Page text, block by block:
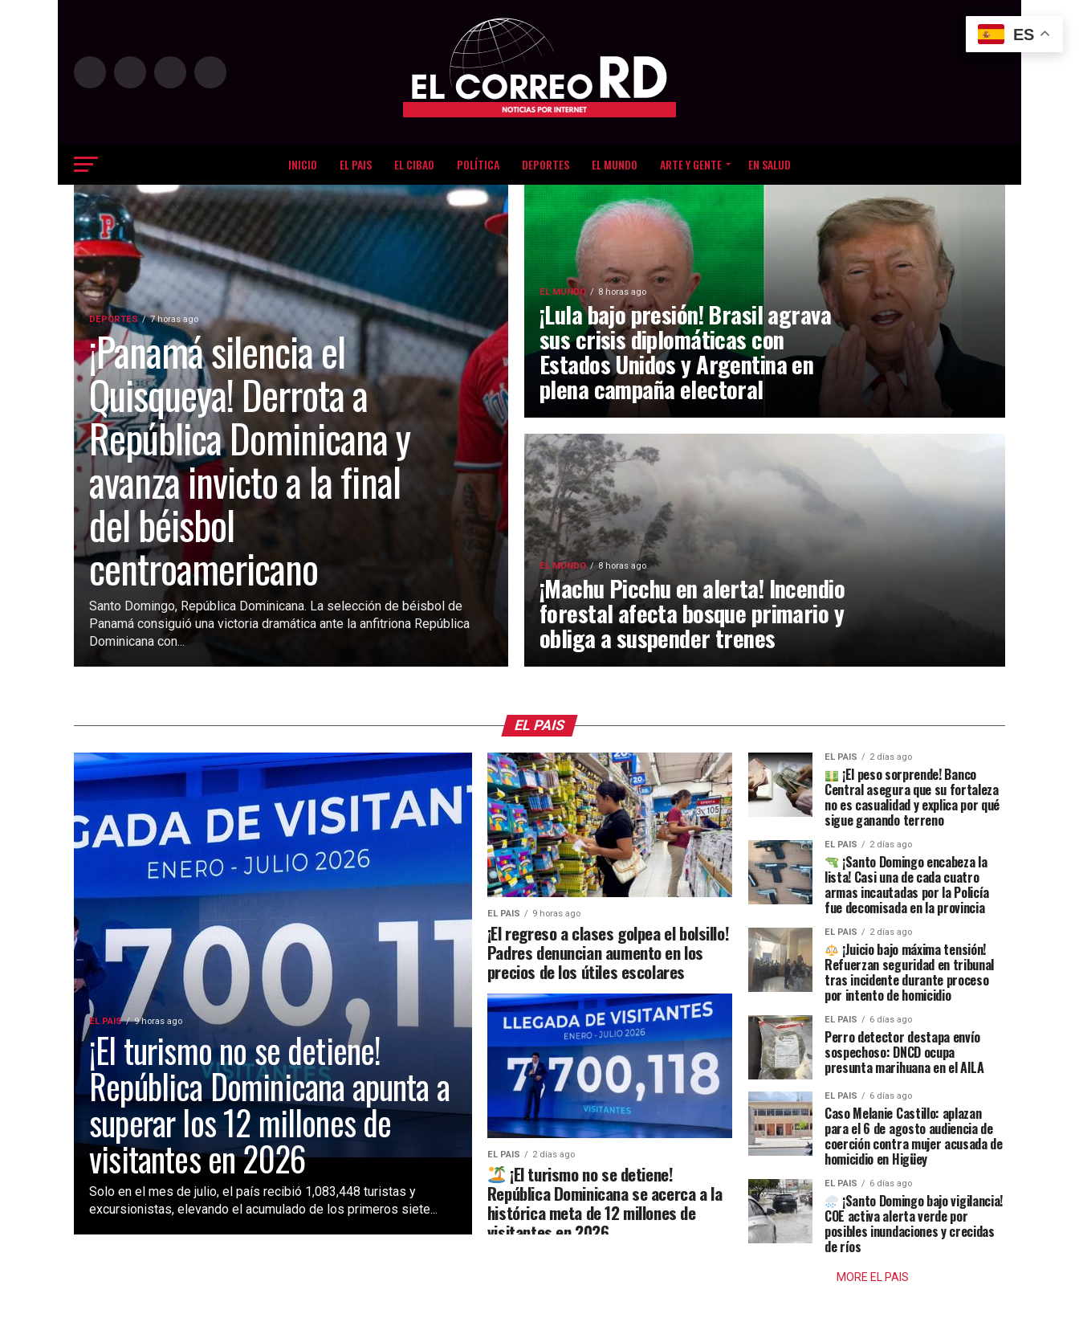
INICIO EL PAIS EL CIBAO POLÍTICA DEPORTES EL MUNDO ARTE Y GENTE EN SALUD
DEPORTES 7 horas ago
¡Panamá silencia el
Quisqueya! Derrota a
República Dominicana y
avanza invicto a la final
del béisbol
centroamericano
Santo Domingo, República Dominicana. La selección de béisbol de
Panamá consiguió una victoria dramática ante la anfitriona República
Dominicana con...
EL MUNDO 8 horas ago
¡Lula bajo presión! Brasil agrava
sus crisis diplomáticas con
Estados Unidos y Argentina en
plena campaña electoral
EL MUNDO 8 horas ago
¡Machu Picchu en alerta! Incendio
forestal afecta bosque primario y
obliga a suspender trenes
EL PAIS
EL PAIS 9 horas ago
¡El turismo no se detiene!
República Dominicana apunta a
superar los 12 millones de
visitantes en 2026
Solo en el mes de julio, el país recibió 1,083,448 turistas y
excursionistas, elevando el acumulado de los primeros siete...
EL PAIS 9 horas ago
¡El regreso a clases golpea el bolsillo!
Padres denuncian aumento en los
precios de los útiles escolares
EL PAIS 2 días ago
¡El turismo no se detiene!
República Dominicana se acerca a la
histórica meta de 12 millones de
visitantes en 2026
EL PAIS 2 días ago
¡El peso sorprende! Banco
Central asegura que su fortaleza
no es casualidad y explica por qué
sigue ganando terreno
EL PAIS 2 días ago
¡Santo Domingo encabeza la
lista! Casi una de cada cuatro
armas incautadas por la Policía
fue decomisada en la provincia
EL PAIS 2 días ago
¡Juicio bajo máxima tensión!
Refuerzan seguridad en tribunal
tras incidente durante proceso
por intento de homicidio
EL PAIS 6 días ago
Perro detector destapa envío
sospechoso: DNCD ocupa
presunta marihuana en el AILA
EL PAIS 6 días ago
Caso Melanie Castillo: aplazan
para el 6 de agosto audiencia de
coerción contra mujer acusada de
homicidio en Higüey
EL PAIS 6 días ago
¡Santo Domingo bajo vigilancia!
COE activa alerta verde por
posibles inundaciones y crecidas
de ríos
MORE EL PAIS
ES